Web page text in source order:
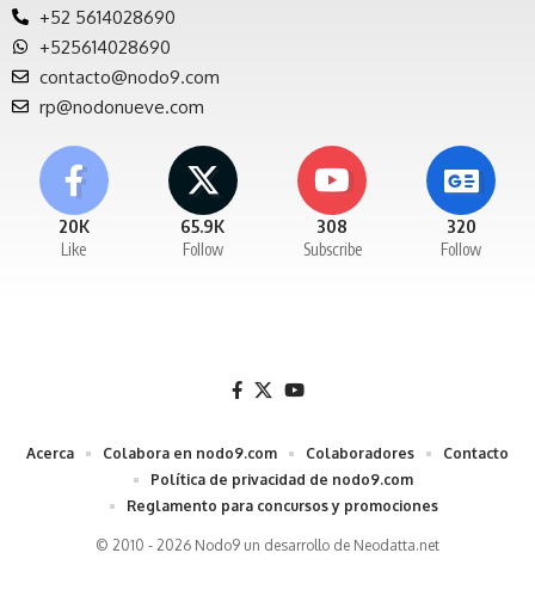
+52 5614028690
+525614028690
contacto@nodo9.com
rp@nodonueve.com
20K
Like
65.9K
Follow
308
Subscribe
320
Follow
© 2010 - 2026 Nodo9 un desarrollo de Neodatta.net
Acerca Colabora en nodo9.com Colaboradores
Contacto
Política de privacidad de nodo9.com
Reglamento para concursos y promociones